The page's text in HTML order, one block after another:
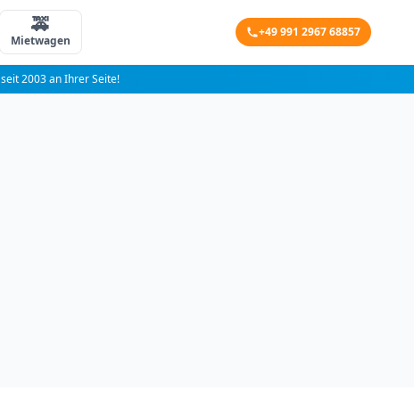
🚕
Mietwagen
+49 991 2967 68857
seit 2003 an Ihrer Seite!